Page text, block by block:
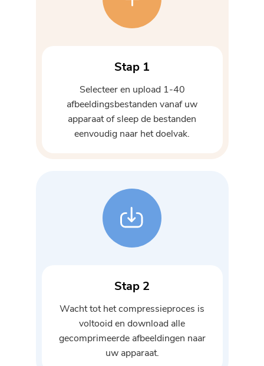
Stap 1
Selecteer en upload 1-40
afbeeldingsbestanden vanaf uw
apparaat of sleep de bestanden
eenvoudig naar het doelvak.
Stap 2
Wacht tot het compressieproces is
voltooid en download alle
gecomprimeerde afbeeldingen naar
uw apparaat.